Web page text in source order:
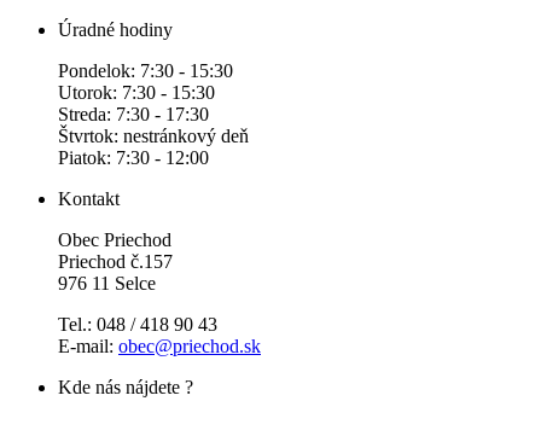
Úradné hodiny
Pondelok: 7:30 - 15:30
Utorok: 7:30 - 15:30
Streda: 7:30 - 17:30
Štvrtok: nestránkový deň
Piatok: 7:30 - 12:00
Kontakt
Obec Priechod
Priechod č.157
976 11 Selce
Tel.: 048 / 418 90 43
E-mail: obec@priechod.sk
Kde nás nájdete ?